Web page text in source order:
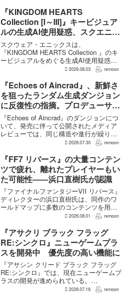
たうえで物語を任せるためだ。電ファミ
ニコゲーマーが...
『KINGDOM HEARTS
Collection [I～III]』キービジュア
ルの生成AI使用疑惑、スクエニが
否定――不自然な描写は「人為的
ミス」
スクウェア・エニックスは、
『KINGDOM HEARTS Collection 』のキ
ービジュアルをめぐる生成AI使用疑惑に
ついて、問題となったアセットは開発チ
不自然な箇所は「人為的ミス」によるも
のだと...
2026.08.03 remoon
『Echoes of Aincrad』、新鮮さ
を狙ったランダム生成ダンジョン
に反復性の指摘。プロデューサー
は発売前に採用理由を説明
『Echoes of Aincrad』のダンジョンにつ
いて、発売に伴って公開されたメディア
レビューでは、同じ構造や進行が繰り返
されるとの評価が出ている。発売前の7月
は、ゲーム総合プロデューサーの二見鷹
介氏が...
2026.07.30 remoon
『FF7 リバース』の大量コンテン
ツで疲れ、離れたプレイヤーもい
た可能性――浜口直樹氏が認識
『ファイナルファンタジーVII リバース』
ディレクターの浜口直樹氏は、同作のワ
ールドマップに多数のコンテンツを用意
したことで、一部のプレイヤーが疲れを
性があるとの認識を示した。
GamesRadar+のイン...
2026.08.01 remoon
『アサクリ ブラック フラッグ
RE:シンクロ』ニューゲームプラ
スを開発中 優先度の高い機能に
『アサシン クリード ブラック フラッグ
RE:シンクロ』では、現在ニューゲームプ
ラスの開発が進められている。
GamesRadar+によると、ゲームディレク
2026.07.16 remoon